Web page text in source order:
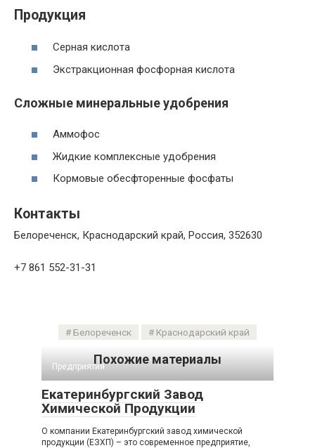
Продукция
Серная кислота
Экстракционная фосфорная кислота
Сложные минеральные удобрения
Аммофос
Жидкие комплексные удобрения
Кормовые обесфторенные фосфаты
Контакты
Белореченск, Краснодарский край, Россия, 352630
+7 861 552-31-31
Белореченск Краснодарский край
Похожие материалы
Предприятия
Екатеринбургский Завод
Химической Продукции
О компании Екатеринбургский завод химической
продукции (ЕЗХП) – это современное предприятие,